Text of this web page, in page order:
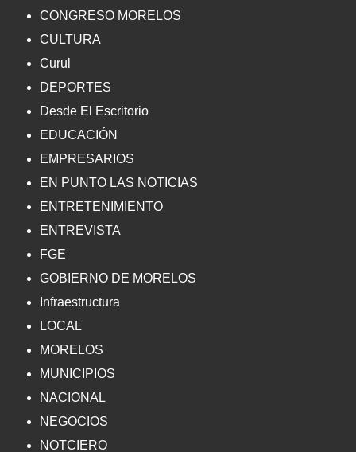
CONGRESO MORELOS
CULTURA
Curul
DEPORTES
Desde El Escritorio
EDUCACIÓN
EMPRESARIOS
EN PUNTO LAS NOTICIAS
ENTRETENIMIENTO
ENTREVISTA
FGE
GOBIERNO DE MORELOS
Infraestructura
LOCAL
MORELOS
MUNICIPIOS
NACIONAL
NEGOCIOS
NOTCIERO